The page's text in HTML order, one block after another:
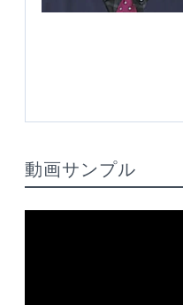
動画サンプル